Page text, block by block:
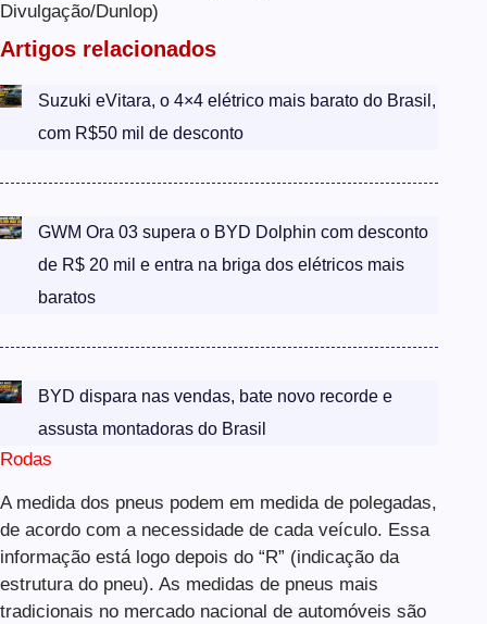
Divulgação/Dunlop)
Artigos relacionados
Suzuki eVitara, o 4×4 elétrico mais barato do Brasil,
com R$50 mil de desconto
GWM Ora 03 supera o BYD Dolphin com desconto
de R$ 20 mil e entra na briga dos elétricos mais
baratos
BYD dispara nas vendas, bate novo recorde e
assusta montadoras do Brasil
Rodas
A medida dos pneus podem em medida de polegadas,
de acordo com a necessidade de cada veículo. Essa
informação está logo depois do “R” (indicação da
estrutura do pneu). As medidas de pneus mais
tradicionais no mercado nacional de automóveis são